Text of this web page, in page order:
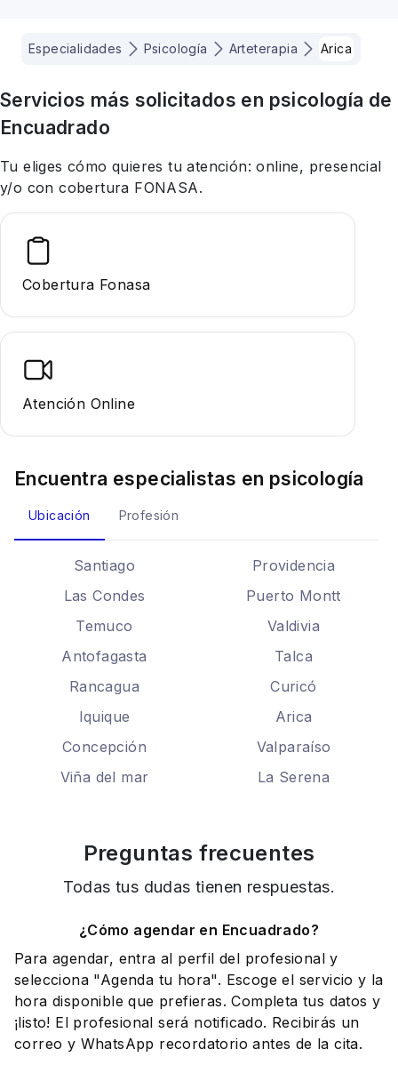
Especialidades Psicología Arteterapia Arica
Servicios más solicitados en psicología de
Encuadrado
Tu eliges cómo quieres tu atención: online, presencial
y/o con cobertura FONASA.
Cobertura Fonasa
Atención Online
Encuentra especialistas en psicología
Ubicación Profesión
Santiago
Providencia
Las Condes
Puerto Montt
Temuco
Valdivia
Antofagasta
Talca
Rancagua
Curicó
Iquique
Arica
Concepción
Valparaíso
Viña del mar
La Serena
Preguntas frecuentes
Todas tus dudas tienen respuestas.
¿Cómo agendar en Encuadrado?
Para agendar, entra al perfil del profesional y
selecciona "Agenda tu hora". Escoge el servicio y la
hora disponible que prefieras. Completa tus datos y
¡listo! El profesional será notificado. Recibirás un
correo y WhatsApp recordatorio antes de la cita.